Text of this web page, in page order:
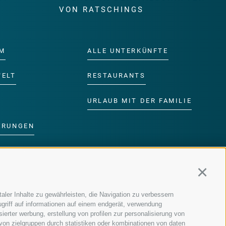
Inhalte zu gewährleisten, die Navigation zu verbessern
auf informationen auf einem endgerät, verwendung
werbung, erstellung von profilen zur personalisierung von
zielgruppen durch statistiken oder kombinationen von daten
VON RATSCHINGS
ALLE UNTERKÜNFTE
RESTAURANTS
URLAUB MIT DER FAMILIE